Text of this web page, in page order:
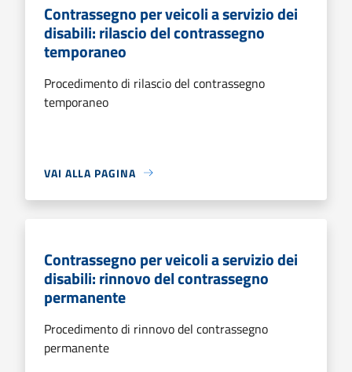
Contrassegno per veicoli a servizio dei
disabili: rilascio del contrassegno
temporaneo
Procedimento di rilascio del contrassegno
temporaneo
VAI ALLA PAGINA
Contrassegno per veicoli a servizio dei
disabili: rinnovo del contrassegno
permanente
Procedimento di rinnovo del contrassegno
permanente